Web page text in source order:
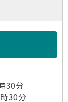
30分
30分